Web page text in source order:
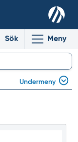
Sök Meny
Undermeny